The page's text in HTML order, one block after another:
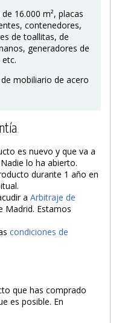
CARRITO
16.000 m², placas
contenedores,
de toallitas, de
generadores de
mobiliario de acero
es nuevo y que va a
lo ha abierto.
durante 1 año en
aArbitraje de
Madrid. Estamos
condiciones de
que has comprado
es posible. En